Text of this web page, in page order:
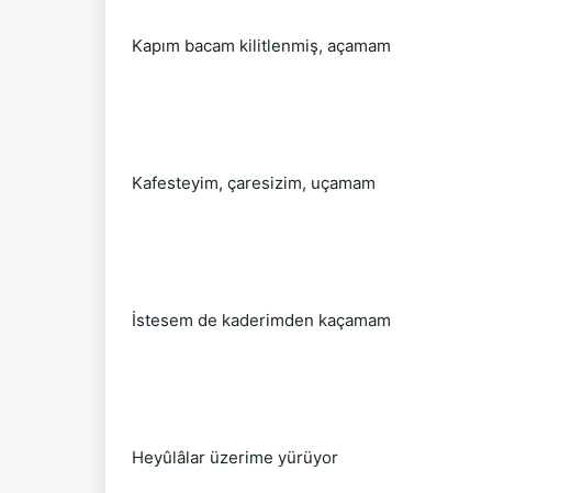
Kapım bacam kilitlenmiş, açamam
Kafesteyim, çaresizim, uçamam
İstesem de kaderimden kaçamam
Heyûlâlar üzerime yürüyor